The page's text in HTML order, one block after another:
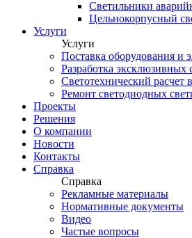
Светильники
Цельнокорпусный
Услуги
Услуги
Поставка оборудования и
Разработка эксклюзивных
Светотехнический расчет
Ремонт светодиодных
Проекты
Решения
О компании
Новости
Контакты
Справка
Справка
Рекламные материалы
Нормативные документы
Видео
Частые вопросы